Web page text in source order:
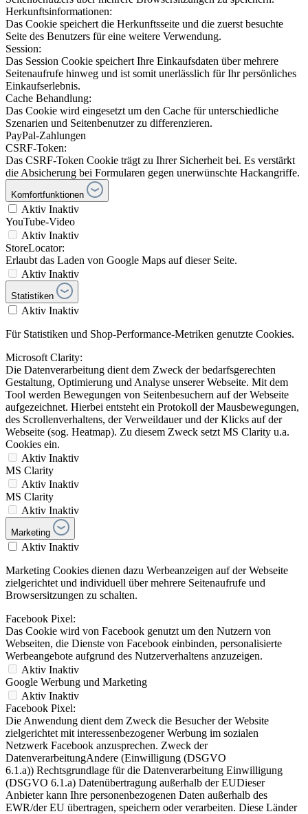
Herkunftsinformationen:
Das Cookie speichert die Herkunftsseite und die zuerst besuchte
Seite des Benutzers für eine weitere Verwendung.
Session:
Das Session Cookie speichert Ihre Einkaufsdaten über mehrere
Seitenaufrufe hinweg und ist somit unerlässlich für Ihr persönliches
Einkaufserlebnis.
Cache Behandlung:
Das Cookie wird eingesetzt um den Cache für unterschiedliche
Szenarien und Seitenbenutzer zu differenzieren.
PayPal-Zahlungen
CSRF-Token:
Das CSRF-Token Cookie trägt zu Ihrer Sicherheit bei. Es verstärkt
die Absicherung bei Formularen gegen unerwünschte Hackangriffe.
Komfortfunktionen
Aktiv Inaktiv
YouTube-Video
Aktiv Inaktiv
StoreLocator:
Erlaubt das Laden von Google Maps auf dieser Seite.
Aktiv Inaktiv
Statistiken
Aktiv Inaktiv
Für Statistiken und Shop-Performance-Metriken genutzte Cookies.
Microsoft Clarity:
Die Datenverarbeitung dient dem Zweck der bedarfsgerechten
Gestaltung, Optimierung und Analyse unserer Webseite. Mit dem
Tool werden Bewegungen von Seitenbesuchern auf der Webseite
aufgezeichnet. Hierbei entsteht ein Protokoll der Mausbewegungen,
des Scrollenverhaltens, der Verweildauer und der Klicks auf der
Webseite (sog. Heatmap). Zu diesem Zweck setzt MS Clarity u.a.
Cookies ein.
Aktiv Inaktiv
MS Clarity
Aktiv Inaktiv
MS Clarity
Aktiv Inaktiv
Marketing
Aktiv Inaktiv
Marketing Cookies dienen dazu Werbeanzeigen auf der Webseite
zielgerichtet und individuell über mehrere Seitenaufrufe und
Browsersitzungen zu schalten.
Facebook Pixel:
Das Cookie wird von Facebook genutzt um den Nutzern von
Webseiten, die Dienste von Facebook einbinden, personalisierte
Werbeangebote aufgrund des Nutzerverhaltens anzuzeigen.
Aktiv Inaktiv
Google Werbung und Marketing
Aktiv Inaktiv
Facebook Pixel:
Die Anwendung dient dem Zweck die Besucher der Website
zielgerichtet mit interessenbezogener Werbung im sozialen
Netzwerk Facebook anzusprechen. Zweck der
DatenverarbeitungAndere (Einwilligung (DSGVO
6.1.a)) Rechtsgrundlage für die Datenverarbeitung Einwilligung
(DSGVO 6.1.a) Datenübertragung außerhalb der EUDieser
Anbieter kann Ihre personenbezogenen Daten außerhalb des
EWR/der EU übertragen, speichern oder verarbeiten. Diese Länder